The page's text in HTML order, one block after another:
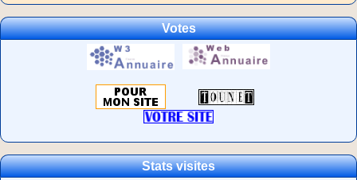
Votes
Stats visites